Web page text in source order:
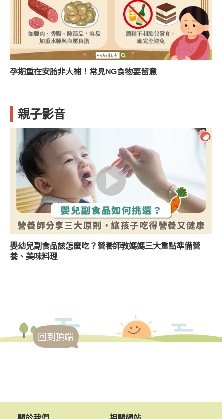
孕期重在安胎非大補！常見NG食物要留意
親子影音
嬰幼兒副食品該怎麼吃？營養師教媽媽三大重點準備營
養、美味料理
回到頂端